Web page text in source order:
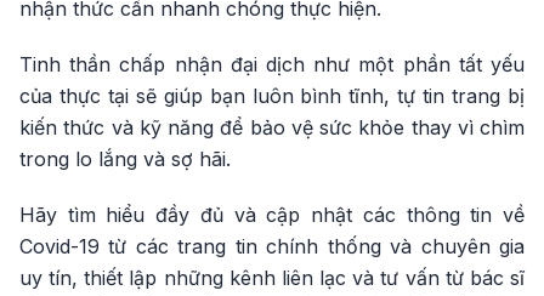
nhận thức cần nhanh chóng thực hiện.
Tinh thần chấp nhận đại dịch như một phần tất yếu
của thực tại sẽ giúp bạn luôn bình tĩnh, tự tin trang bị
kiến thức và kỹ năng để bảo vệ sức khỏe thay vì chìm
trong lo lắng và sợ hãi.
Hãy tìm hiểu đầy đủ và cập nhật các thông tin về
Covid-19 từ các trang tin chính thống và chuyên gia
uy tín, thiết lập những kênh liên lạc và tư vấn từ bác sĩ